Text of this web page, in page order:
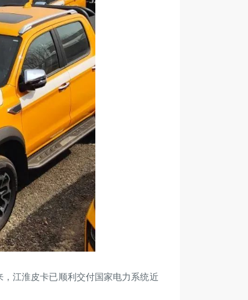
江淮皮卡已顺利交付国家电力系统近